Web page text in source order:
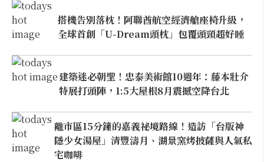
搭機告別落枕！阿聯酋航空經濟艙座椅升級，
全球首創「U-Dream頭枕」包覆頭頸超好睡
建築迷必朝聖！忠泰美術館10週年：藤本壯介
特展打頭陣，1:5大屋根8月震撼空降台北
離市區15分鐘的嘉義祕境路線！造訪「台版神
隱少女湯屋」清豐濤月、湖景窯烤披薩與人氣私
宅咖啡